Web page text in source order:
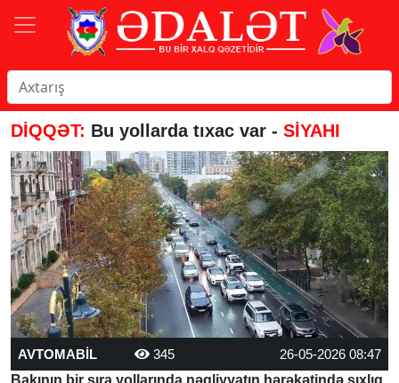
DİQQƏT: Bu yollarda tıxac var - SİYAHI
AVTOMABİL 345
26-05-2026 08:47
Bakının bir sıra yollarında nəqliyyatın hərəkətində sıxlıq